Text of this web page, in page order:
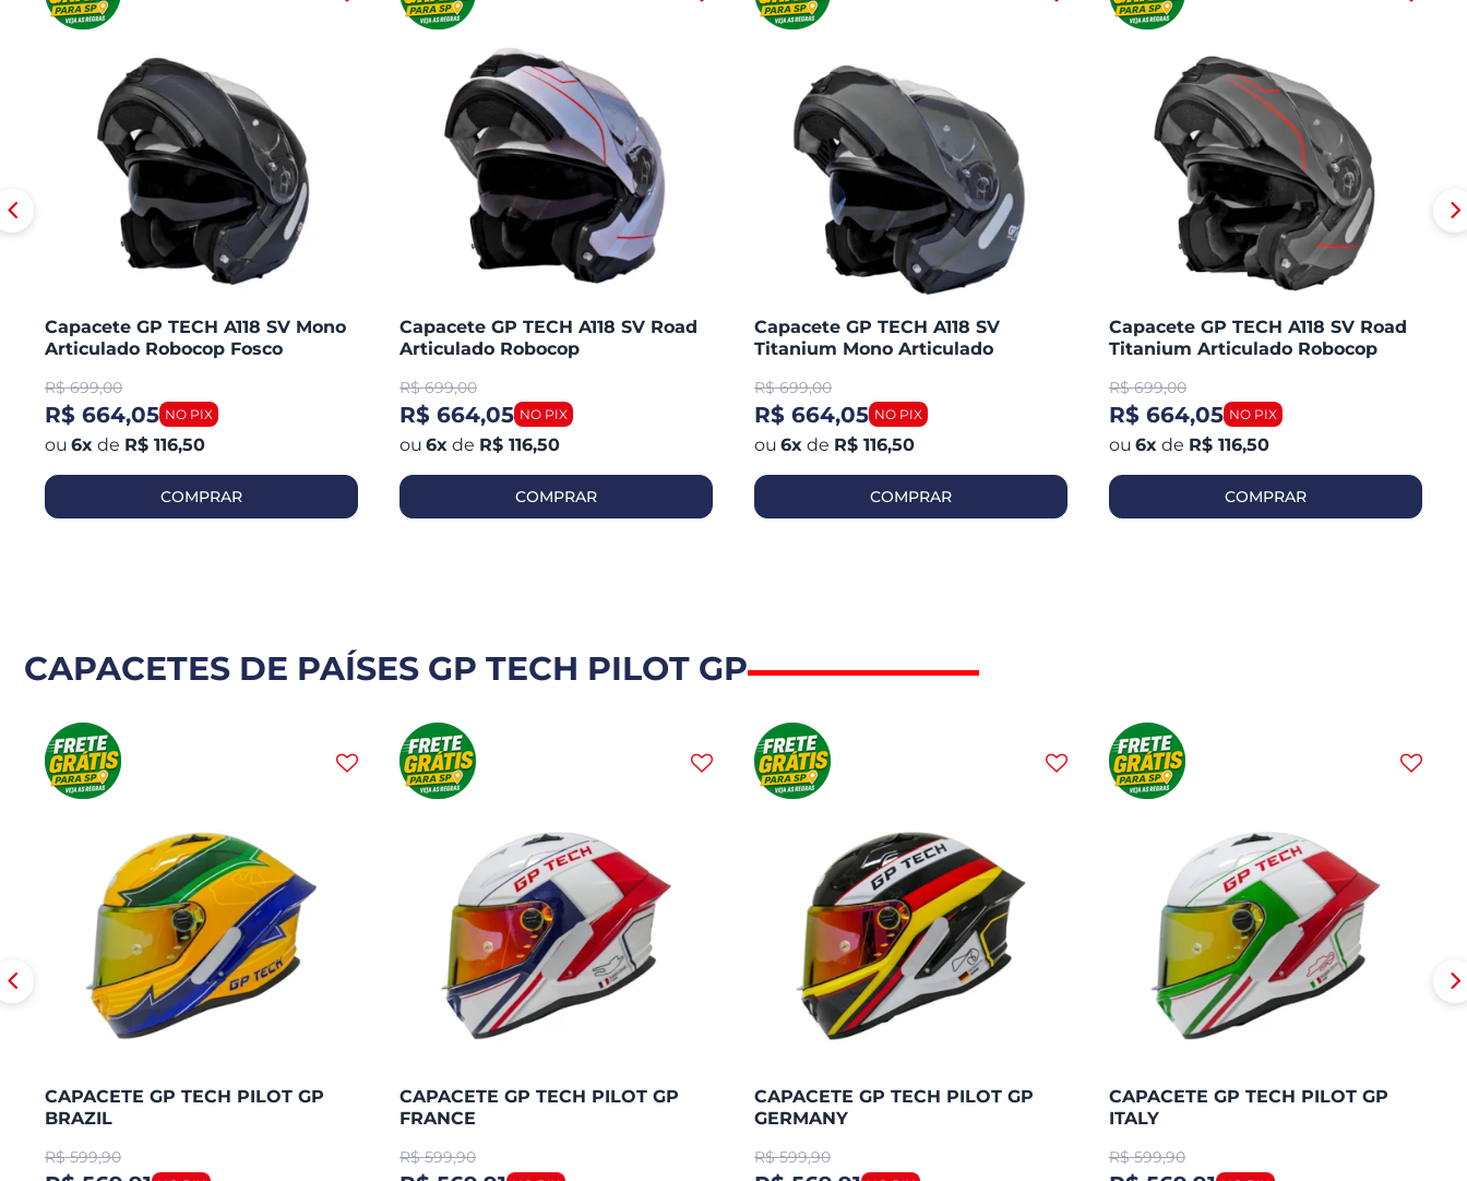
Capacete GP TECH A118 SV Mono
Articulado Robocop Fosco
R$ 699,00
R$ 664,05
6x de R$ 116,50
COMPRAR
Capacete GP TECH A118 SV Road
Articulado Robocop
R$ 699,00
R$ 664,05
6x de R$ 116,50
COMPRAR
Capacete GP TECH A118 SV
Titanium Mono Articulado
R$ 699,00
R$ 664,05
6x de R$ 116,50
COMPRAR
Capacete GP TECH A118 SV Road
Titanium Articulado Robocop
R$ 699,00
R$ 664,05
6x de R$ 116,50
COMPRAR
CAPACETES DE PAÍSES GP TECH PILOT GP
CAPACETE GP TECH PILOT GP
BRAZIL
R$ 599,90
CAPACETE GP TECH PILOT GP
FRANCE
R$ 599,90
CAPACETE GP TECH PILOT GP
GERMANY
R$ 599,90
CAPACETE GP TECH PILOT GP
ITALY
R$ 599,90